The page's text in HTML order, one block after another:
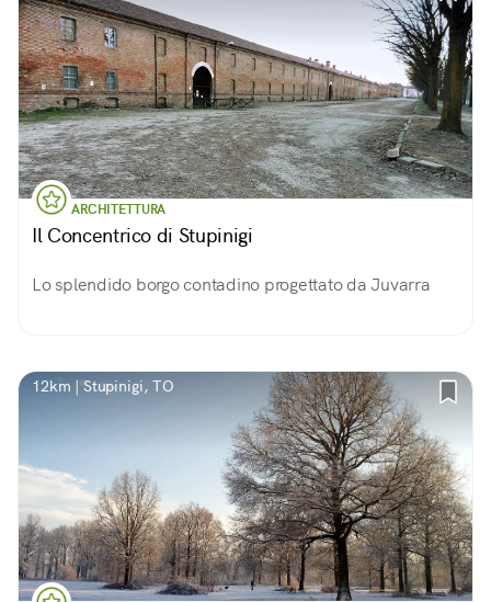
ARCHITETTURA
Il Concentrico di Stupinigi
Lo splendido borgo contadino progettato da Juvarra
12km | Stupinigi, TO